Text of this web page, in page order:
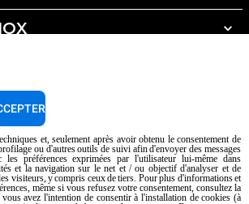
automatique
manuel
filtres à résine
UNOX SpA Tous droits réservés. Reg.Papova n °
Privacy policy Cookie policy
et, seulement après avoir obtenu le consentement de
ou d'autres outils de suivi afin d'envoyer des messages
préférences exprimées par l'utilisateur lui-même dans
et la navigation sur le net et / ou objectif d'analyser et de
visiteurs, y compris ceux de tiers. Pour plus d'informations et
même si vous refusez votre consentement, consultez la
avez l'intention de consentir à l'installation de cookies (à